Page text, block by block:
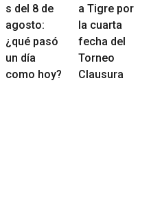
s del 8 de
agosto:
¿qué pasó
un día
como hoy?
a Tigre por
la cuarta
fecha del
Torneo
Clausura